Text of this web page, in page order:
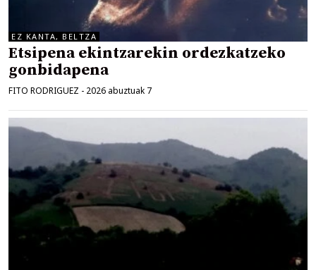
EZ KANTA, BELTZA
Etsipena ekintzarekin ordezkatzeko
gonbidapena
FITO RODRIGUEZ - 2026 abuztuak 7